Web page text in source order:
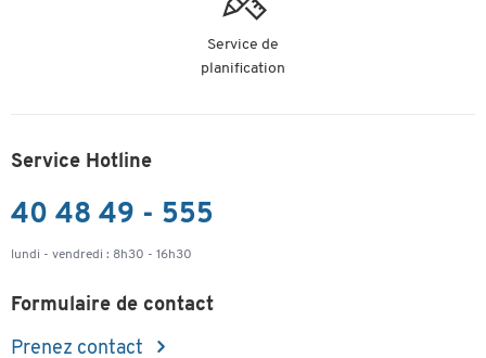
Service de
planification
Service Hotline
40 48 49 - 555
lundi - vendredi : 8h30 - 16h30
Formulaire de contact
Prenez contact